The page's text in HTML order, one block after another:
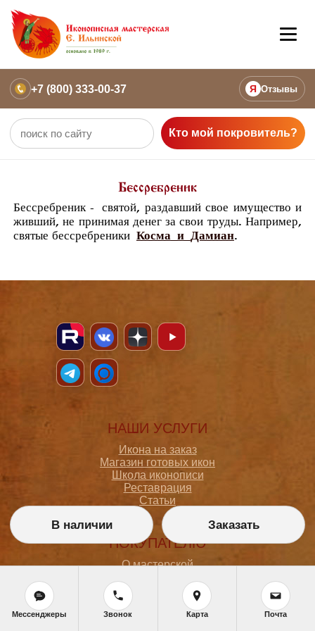
+7 (800) 333-00-37 Я Отзывы
Кто мой покровитель?
Бессребреник
Бессребреник - святой, раздавший свое имущество и
живший, не принимая денег за свои труды. Например,
святые бессребреники Космаи Дамиан.
НАШИ УСЛУГИ
Икона на заказ
Магазин готовых икон
Школа иконописи
Реставрация
Статьи
ПОКУПАТЕЛЮ
О мастерской
Доставка и оплата
Политика конфиденциальности
Согласие на обработку персональных данных
В наличии Заказать
Мессенджеры Звонок Карта Почта